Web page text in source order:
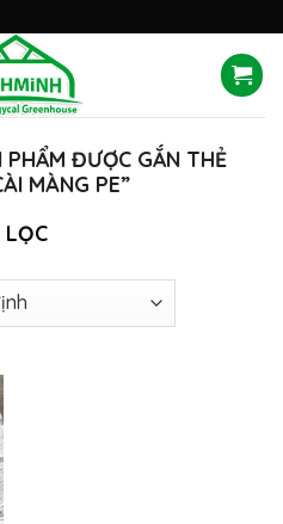
PHẨM ĐƯỢC GẮN THẺ
MÀNG PE”
LỌC